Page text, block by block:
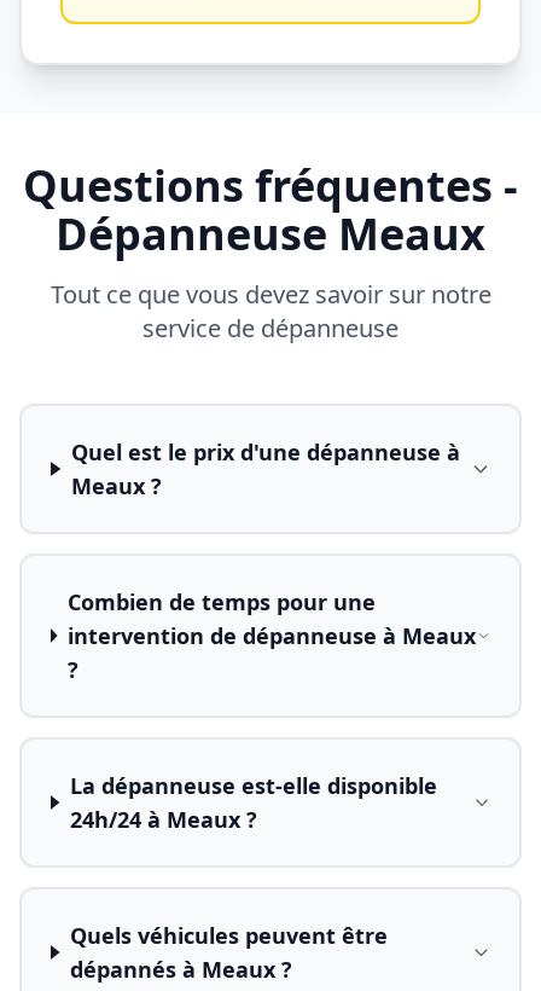
Questions fréquentes -
Dépanneuse Meaux
Tout ce que vous devez savoir sur notre
service de dépanneuse
Quel est le prix d'une dépanneuse à
Meaux ?
Combien de temps pour une
intervention de dépanneuse à Meaux
?
La dépanneuse est-elle disponible
24h/24 à Meaux ?
Quels véhicules peuvent être
dépannés à Meaux ?